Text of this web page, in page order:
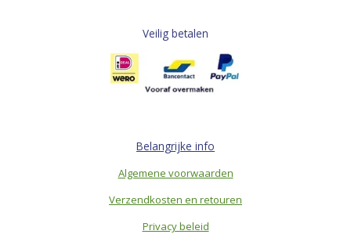
Veilig betalen
Belangrijke info
Algemene voorwaarden
Verzendkosten en retouren
Privacy beleid